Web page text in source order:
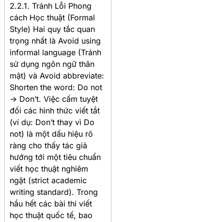
2.2.1. Tránh Lỗi Phong
cách Học thuật (Formal
Style) Hai quy tắc quan
trọng nhất là Avoid using
informal language (Tránh
sử dụng ngôn ngữ thân
mật) và Avoid abbreviate:
Shorten the word: Do not
-> Don’t. Việc cấm tuyệt
đối các hình thức viết tắt
(ví dụ: Don’t thay vì Do
not) là một dấu hiệu rõ
ràng cho thấy tác giả
hướng tới một tiêu chuẩn
viết học thuật nghiêm
ngặt (strict academic
writing standard). Trong
hầu hết các bài thi viết
học thuật quốc tế, bao